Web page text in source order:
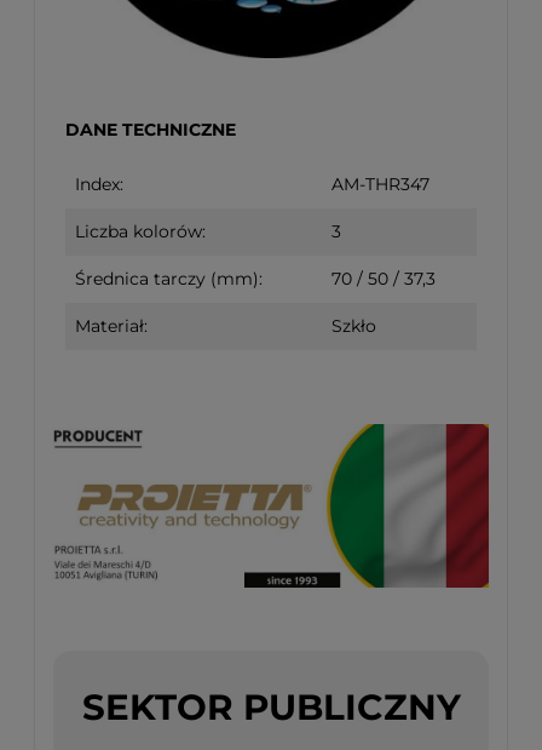
DANE TECHNICZNE
Index: AM-THR347
Liczba kolorów: 3
Średnica tarczy (mm): 70 / 50 / 37,3
Materiał: Szkło
SEKTOR PUBLICZNY